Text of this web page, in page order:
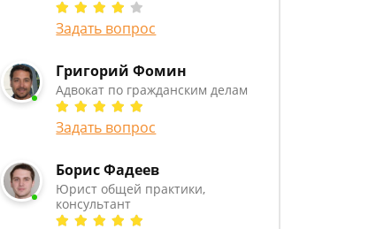
Задать вопрос
Григорий Фомин
Адвокат по гражданским делам
Задать вопрос
Борис Фадеев
Юрист общей практики,
консультант